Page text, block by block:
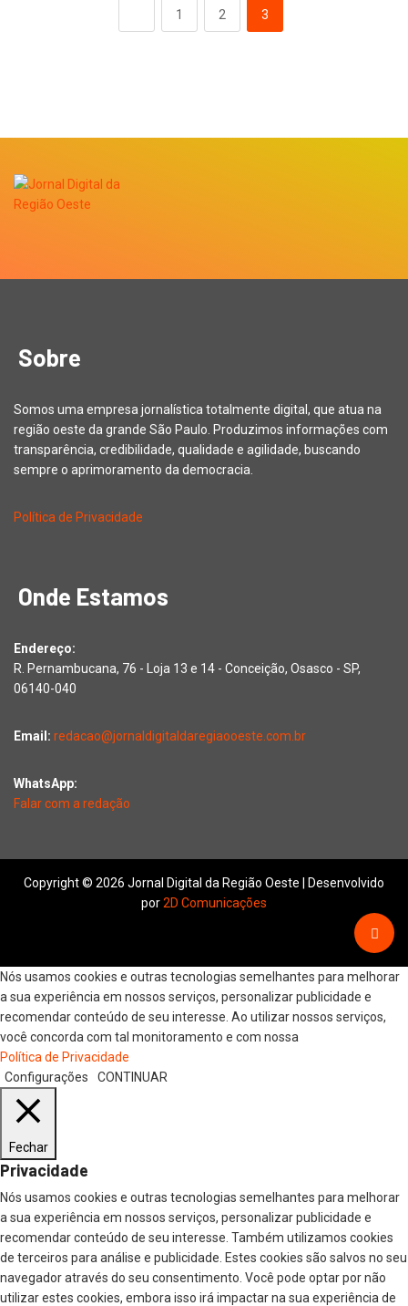
1 2 3
Sobre
Somos uma empresa jornalística totalmente digital, que atua na
região oeste da grande São Paulo. Produzimos informações com
transparência, credibilidade, qualidade e agilidade, buscando
sempre o aprimoramento da democracia.
Política de Privacidade
Onde Estamos
Endereço:
R. Pernambucana, 76 - Loja 13 e 14 - Conceição, Osasco - SP,
06140-040
Email: redacao@jornaldigitaldaregiaooeste.com.br
WhatsApp:
Falar com a redação
Copyright © 2026 Jornal Digital da Região Oeste | Desenvolvido
por2D Comunicações
Nós usamos cookies e outras tecnologias semelhantes para melhorar
a sua experiência em nossos serviços, personalizar publicidade e
recomendar conteúdo de seu interesse. Ao utilizar nossos serviços,
você concorda com tal monitoramento e com nossa
Política de Privacidade
Configurações
CONTINUAR
Fechar
Privacidade
Nós usamos cookies e outras tecnologias semelhantes para melhorar
a sua experiência em nossos serviços, personalizar publicidade e
recomendar conteúdo de seu interesse. Também utilizamos cookies
de terceiros para análise e publicidade. Estes cookies são salvos no seu
navegador através do seu consentimento. Você pode optar por não
utilizar estes cookies, embora isso irá impactar na sua experiência de